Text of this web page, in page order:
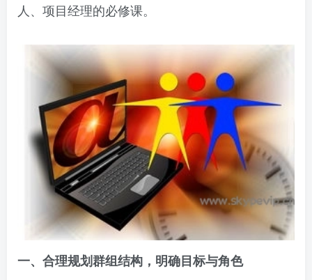
人、项目经理的必修课。
一、合理规划群组结构，明确目标与角色